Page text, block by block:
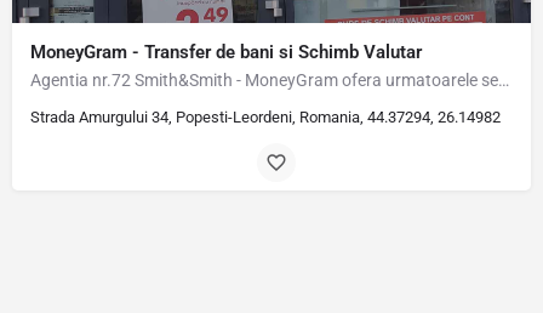
MoneyGram - Transfer de bani si Schimb Valutar
Agentia nr.72 Smith&Smith - MoneyGram ofera urmatoarele servicii: Plati si incasari…
Strada Amurgului 34, Popesti-Leordeni, Romania, 44.37294, 26.14982